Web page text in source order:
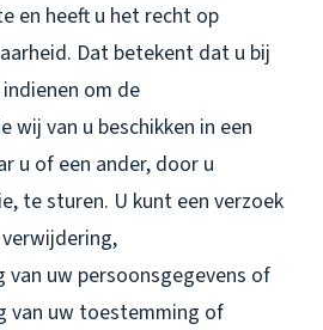
en heeft u het recht op
Dat betekent dat u bij
om de
wij van u beschikken in een
u of een ander, door u
te sturen. U kunt een verzoek
van uw persoonsgegevens of
van uw toestemming of